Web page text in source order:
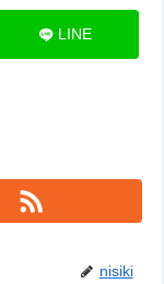
LINE
nisiki